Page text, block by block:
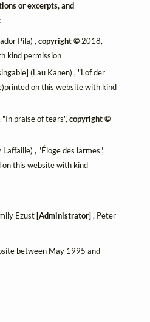
or excerpts, and
Pila) ,copyright ©2018,
kind permission
(Lau Kanen) , "Lof der
on this website with kind
"In praise of tears",copyright ©
Laffaille) , "Éloge des larmes",
this website with kind
Ezust[Administrator], Peter
between May 1995 and